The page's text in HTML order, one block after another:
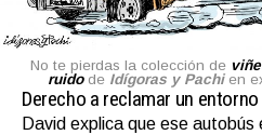
No te pierdas la colección de
ruido de Idígoras y Pachien
Derecho a reclamar un
David explica que ese autobús